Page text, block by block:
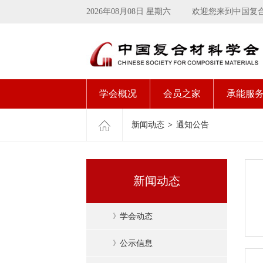
2026年08月08日 星期六 欢迎您来到中国复
学会概况 会员之家 承能服
新闻动态 > 通知公告
新闻动态
》 学会动态
》 公示信息